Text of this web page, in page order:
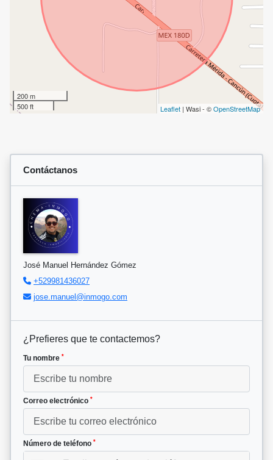
200 m
500 ft
Leaflet | Wasi - ©OpenStreetMap
Contáctanos
José Manuel Hernández Gómez
+529981436027
jose.manuel@inmogo.com
¿Prefieres que te contactemos?
Tu nombre *
Correo electrónico *
Número de teléfono *